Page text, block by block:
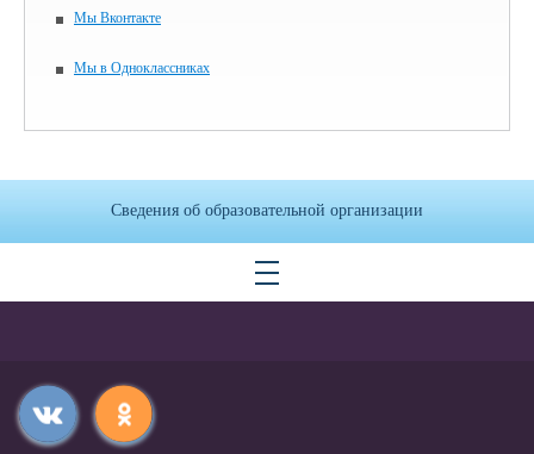
Мы Вконтакте
Мы в Одноклассниках
Сведения об образовательной организации